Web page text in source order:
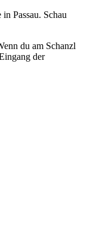
Passau. Schau
du am Schanzl
der